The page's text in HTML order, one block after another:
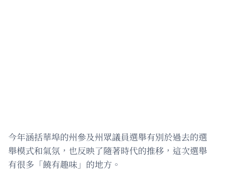
今年涵括華埠的州參及州眾議員選舉有別於過去的選
舉模式和氣氛，也反映了隨著時代的推移，這次選舉
有很多「饒有趣味」的地方。